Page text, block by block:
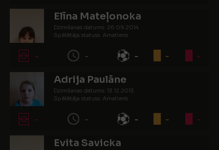
Elīna Mateļonoka
Dzimšanas datums: 26.09.2014.
Spēlētāja statuss: Amatieris
- - - - -
Adrija Paulāne
Dzimšanas datums: 13.12.2013.
Spēlētāja statuss: Amatieris
- - - - -
Evita Savicka